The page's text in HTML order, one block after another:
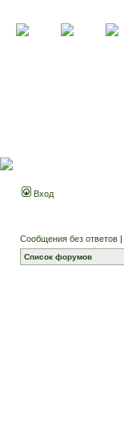
Вход
Сообщения без ответов |
Список форумов